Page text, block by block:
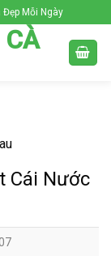
Đẹp Mỗi Ngày
CÀ
Cái Nước